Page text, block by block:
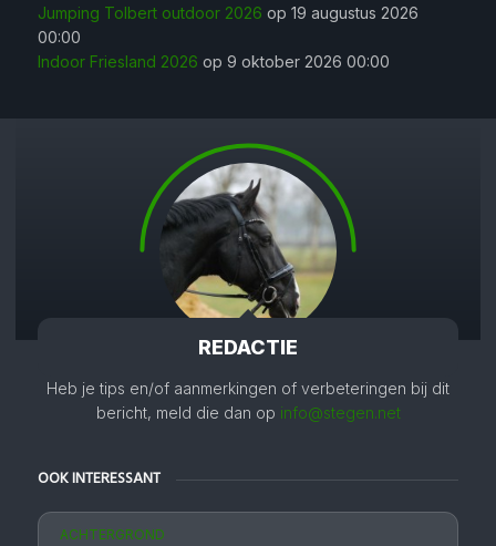
REDACTIE
Heb je tips en/of aanmerkingen of verbeteringen bij dit
bericht, meld die dan op info@stegen.net
OOK INTERESSANT
ACHTERGROND
Jumping Tolbert outdoor 2026 op 19 augustus 2026
00:00
Indoor Friesland 2026 op 9 oktober 2026 00:00